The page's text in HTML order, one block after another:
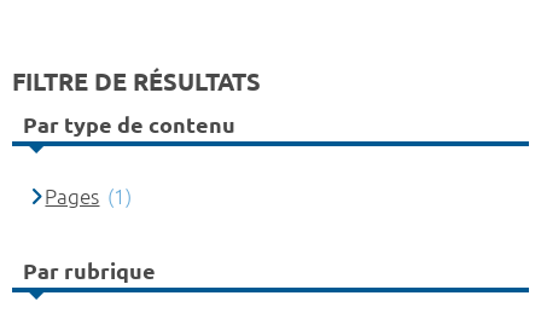
FILTRE DE RÉSULTATS
Par type de contenu
Pages (1)
Par rubrique